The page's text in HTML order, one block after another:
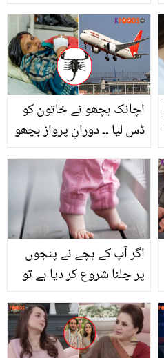
آپس میں کیا رشتہ تھا؟
اچانک بچھو نے خاتون کو
ڈس لیا ۔۔ دورانِ پرواز بچھو
عورت کی حالت اب کیسی
ہے؟
اگر آپ کے بچے نے پنجوں
پر چلنا شروع کر دیا ہے تو
آپ کو بچہ کون سی تکلیف
دہ بیماری میں مبتلا ہے؟